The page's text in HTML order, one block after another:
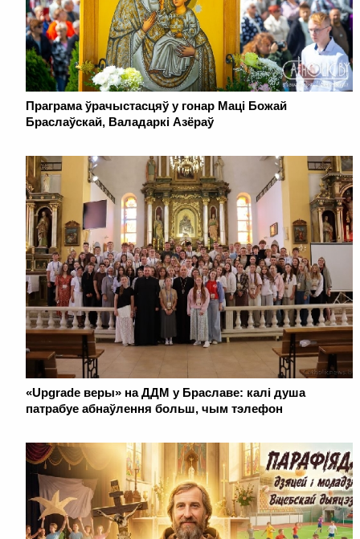
Праграма ўрачыстасцяў у гонар Маці Божай
Браслаўскай, Валадаркі Азёраў
«Upgrade веры» на ДДМ у Браславе: калі душа
патрабуе абнаўлення больш, чым тэлефон